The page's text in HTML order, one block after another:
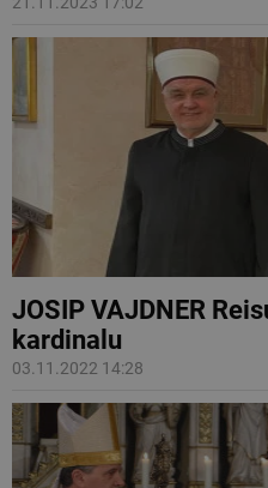
JOSIP VAJDNER
kardinalu
03.11.2022 14:28